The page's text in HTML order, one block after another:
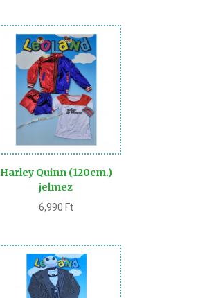
Harley Quinn (120cm.)
jelmez
6,990 Ft